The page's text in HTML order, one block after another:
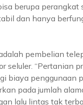
berupa perangkat
dan hanya
pembelian
seluler. “Pertanian
biaya penggunaan
pada jumlah
lalu lintas tak